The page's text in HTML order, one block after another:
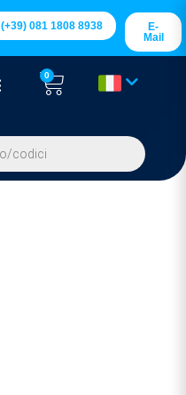
(+39) 081 1808 8938
E-
Mail
0